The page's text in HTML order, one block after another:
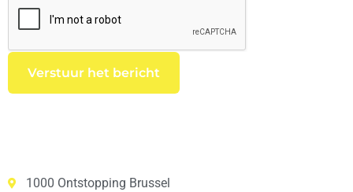
1000 Ontstopping Brussel